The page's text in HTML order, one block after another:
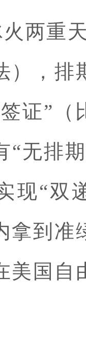
两重
），排
签证”
“无排
现“双
拿到准
美国自